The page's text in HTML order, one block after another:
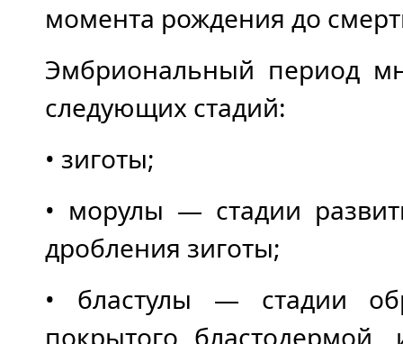
момента рождения до
Эмбриональный период
следующих стадий:
• зиготы;
• морулы — стадии
дробления зиготы;
• бластулы — стадии
покрытого